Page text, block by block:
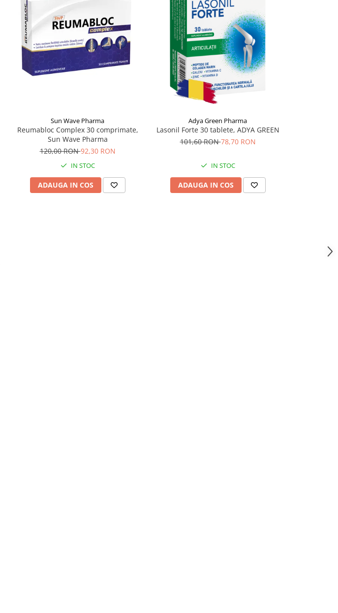
Sun Wave Pharma
Reumabloc Complex 30 comprimate,
Sun Wave Pharma
120,00 RON92,30 RON
IN STOC
ADAUGA IN COS
Adya Green Pharma
Lasonil Forte 30 tablete, ADYA GREEN
101,60 RON78,70 RON
IN STOC
ADAUGA IN COS